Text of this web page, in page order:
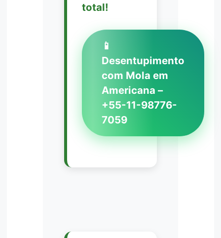
total!
📱
Desentupimento
com Mola em
Americana –
+55-11-98776-
7059